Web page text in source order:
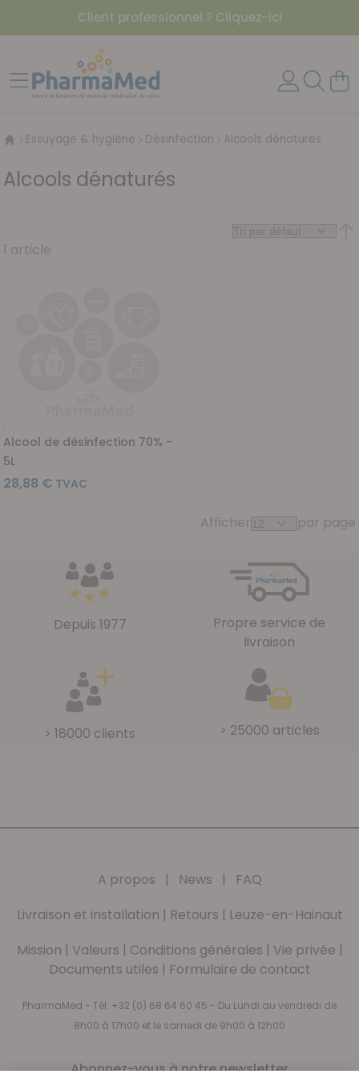
Client professionnel ? Cliquez-ici
Affichage navigation
Essuyage & hygiène Désinfection Alcools dénaturés
Alcools dénaturés
1 article
Alcool de désinfection 70% -
5L
28,88 €
Afficher par page
Depuis 1977
Propre service de
livraison
> 18000 clients > 25000 articles
A propos | News |
FAQ
Livraison et installation | Retours | Leuze-en-Hainaut
Mission | Valeurs | Conditions générales | Vie privée |
Documents utiles | Formulaire de contact
PharmaMed - Tél: +32 (0) 68 64 60 45 - Du Lundi au vendredi de
8h00 à 17h00 et le samedi de 9h00 à 12h00
Abonnez-vous à notre newsletter